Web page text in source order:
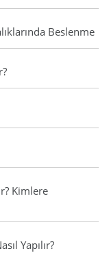
Beslenme
Kimlere
Yapılır?